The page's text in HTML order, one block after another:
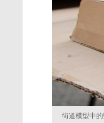
街道模型中